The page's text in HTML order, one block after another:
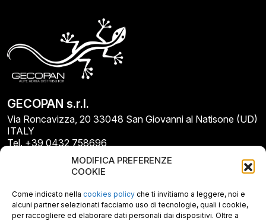
MODIFICA PREFERENZE
COOKIE
Come indicato nella cookies policy che ti invitiamo a leggere, noi e
alcuni partner selezionati facciamo uso di tecnologie, quali i cookie,
per raccogliere ed elaborare dati personali dai dispositivi. Oltre a
GECOPAN s.r.l.
Via Roncavizza, 20 33048 San Giovanni al Natisone (UD)
ITALY
Tel. +39 0432 758696
E-mail: info@gecopan.it
E-mail PEC: gecopan@pec.it
P.I. E C.F. 02487660306
N. REA UD 264834
Capitale sociale € 30.000